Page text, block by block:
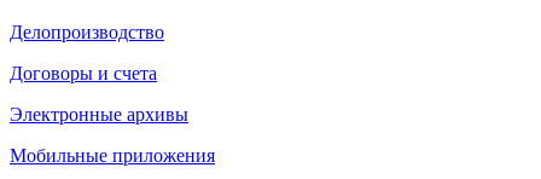
Делопроизводство
Договоры и счета
Электронные архивы
Мобильные приложения